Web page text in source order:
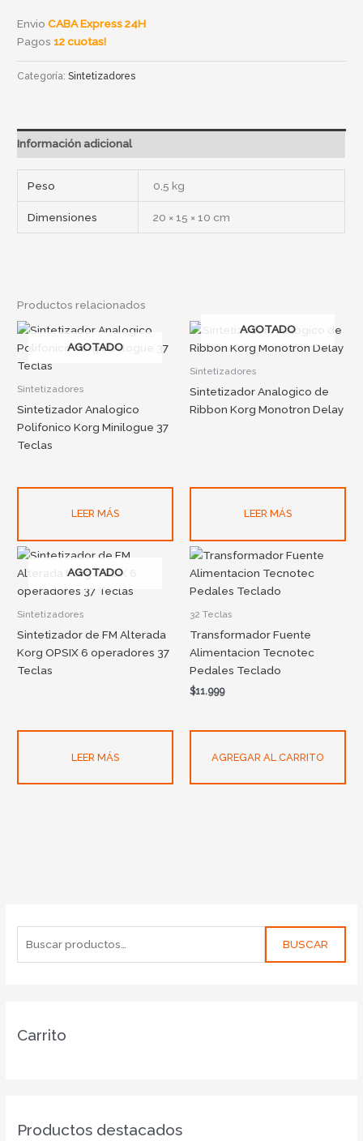
BUSCAR
Carrito
Productos destacados
EnvioCABA Express 24H
Pagos 12 cuotas!
Categoría:Sintetizadores
Información adicional
Peso 0,5 kg
Dimensiones 20 × 15 × 10 cm
Productos relacionados
AGOTADO
Sintetizadores
Sintetizador Analogico
Polifonico Korg Minilogue 37
Teclas
LEER MÁS
AGOTADO
Sintetizadores
Sintetizador Analogico de
Ribbon Korg Monotron Delay
LEER MÁS
AGOTADO
Sintetizadores
Sintetizador de FM Alterada
Korg OPSIX 6 operadores 37
Teclas
LEER MÁS
32 Teclas
Transformador Fuente
Alimentacion Tecnotec
Pedales Teclado
$11.999
AGREGAR AL CARRITO